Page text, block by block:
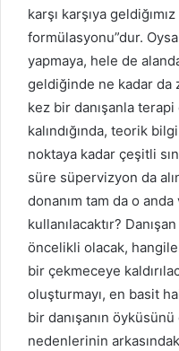
karşı karşıya
formülasyonu”dur. Oysa
yapmaya, hele de
geldiğinde ne kadar da
kez bir danışanla terapi
kalındığında, teorik
noktaya kadar çeşitli
süre süpervizyon da
donanım tam da o
kullanılacaktır?
öncelikli olacak,
bir çekmeceye
oluşturmayı, en basit
bir danışanın
nedenlerinin